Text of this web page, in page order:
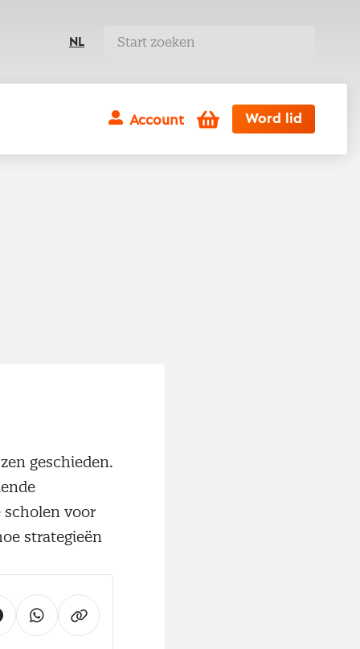
NL
Account Winkelwagen
Word lid
geschieden.
voor
strategieën